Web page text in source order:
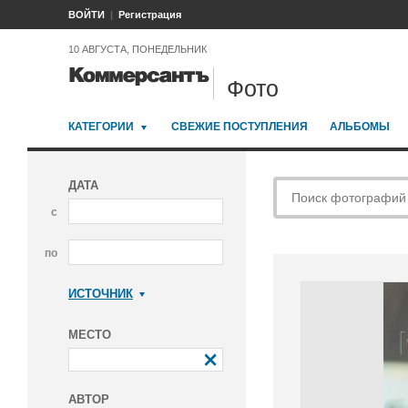
ВОЙТИ Регистрация
10 АВГУСТА, ПОНЕДЕЛЬНИК
Фото
КАТЕГОРИИ СВЕЖИЕ ПОСТУПЛЕНИЯ АЛЬБОМЫ
ДАТА
с
по
ИСТОЧНИК
МЕСТО
АВТОР